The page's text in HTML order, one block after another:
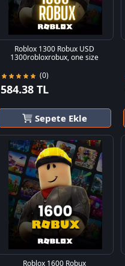
Roblox 1300 Robux USD
1300robloxrobux, one size
(0)
584.38 TL
Sepete Ekle
Roblox 1600 Robux